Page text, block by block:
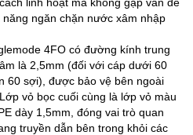
ngăn chặn nước xâm nhập
4FO có đường kính trung
là 2,5mm (đối với cáp dưới 60
60 sợi), được bảo vệ bên ngoài
vỏ bọc cuối cùng là lớp vỏ màu
dày 1,5mm, đóng vai trò quan
truyền dẫn bên trong khỏi các